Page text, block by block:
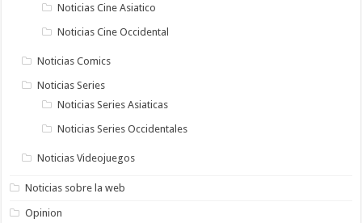
Noticias Cine Asiatico
Noticias Cine Occidental
Noticias Comics
Noticias Series
Noticias Series Asiaticas
Noticias Series Occidentales
Noticias Videojuegos
Noticias sobre la web
Opinion